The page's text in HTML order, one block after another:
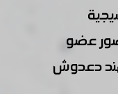
عضو
دعدوش